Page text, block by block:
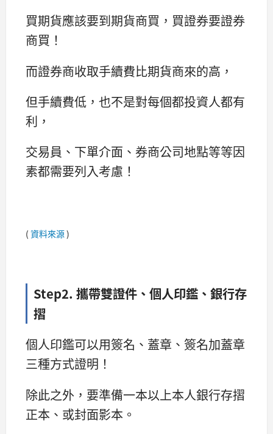
買期貨應該要到期貨商買，買證券要證券
商買！
而證券商收取手續費比期貨商來的高，
但手續費低，也不是對每個都投資人都有
利，
交易員、下單介面、券商公司地點等等因
素都需要列入考慮！
( 資料來源)
Step2. 攜帶雙證件、個人印鑑、銀行存
摺
個人印鑑可以用簽名、蓋章、簽名加蓋章
三種方式證明！
除此之外，要準備一本以上本人銀行存摺
正本、或封面影本。